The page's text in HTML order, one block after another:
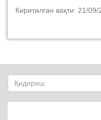
Киритилган вақти: 21/